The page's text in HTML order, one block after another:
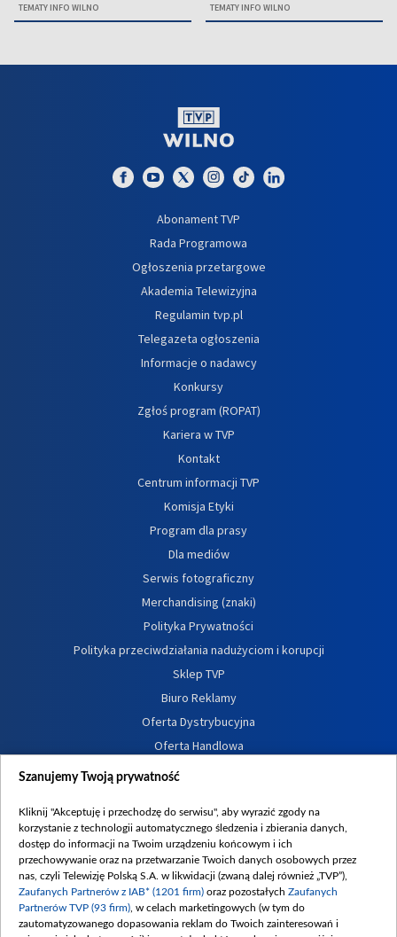
TEMATY INFO WILNO TEMATY INFO WILNO
Abonament TVP
Rada Programowa
Ogłoszenia przetargowe
Akademia Telewizyjna
Regulamin tvp.pl
Telegazeta ogłoszenia
Informacje o nadawcy
Konkursy
Zgłoś program (ROPAT)
Kariera w TVP
Kontakt
Centrum informacji TVP
Komisja Etyki
Program dla prasy
Dla mediów
Serwis fotograficzny
Merchandising (znaki)
Polityka Prywatności
Polityka przeciwdziałania nadużyciom i korupcji
Sklep TVP
Biuro Reklamy
Oferta Dystrybucyjna
Oferta Handlowa
Dostępność
Procedura zgłoszeń wewnętrznych
Szanujemy Twoją prywatność
Kliknij "Akceptuję i przechodzę do serwisu", aby wyrazić zgody na
korzystanie z technologii automatycznego śledzenia i zbierania danych,
dostęp do informacji na Twoim urządzeniu końcowym i ich
przechowywanie oraz na przetwarzanie Twoich danych osobowych przez
nas, czyli Telewizję Polską S.A. w likwidacji (zwaną dalej również „TVP”),
Zaufanych Partnerów z IAB* (1201 firm) oraz pozostałych Zaufanych
Partnerów TVP (93 firm) , w celach marketingowych (w tym do
zautomatyzowanego dopasowania reklam do Twoich zainteresowań i